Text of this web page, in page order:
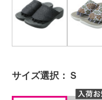
サイズ選択： Ｓ